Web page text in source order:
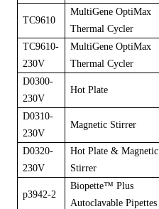
TC9610
MultiGene OptiMax
Thermal Cycler
TC9610-
230V
MultiGene OptiMax
Thermal Cycler
D0300-
230V
Hot Plate
D0310-
230V
Magnetic Stirrer
D0320-
230V
Hot Plate & Magnetic
Stirrer
p3942-2
Biopette™ Plus
Autoclavable Pipettes